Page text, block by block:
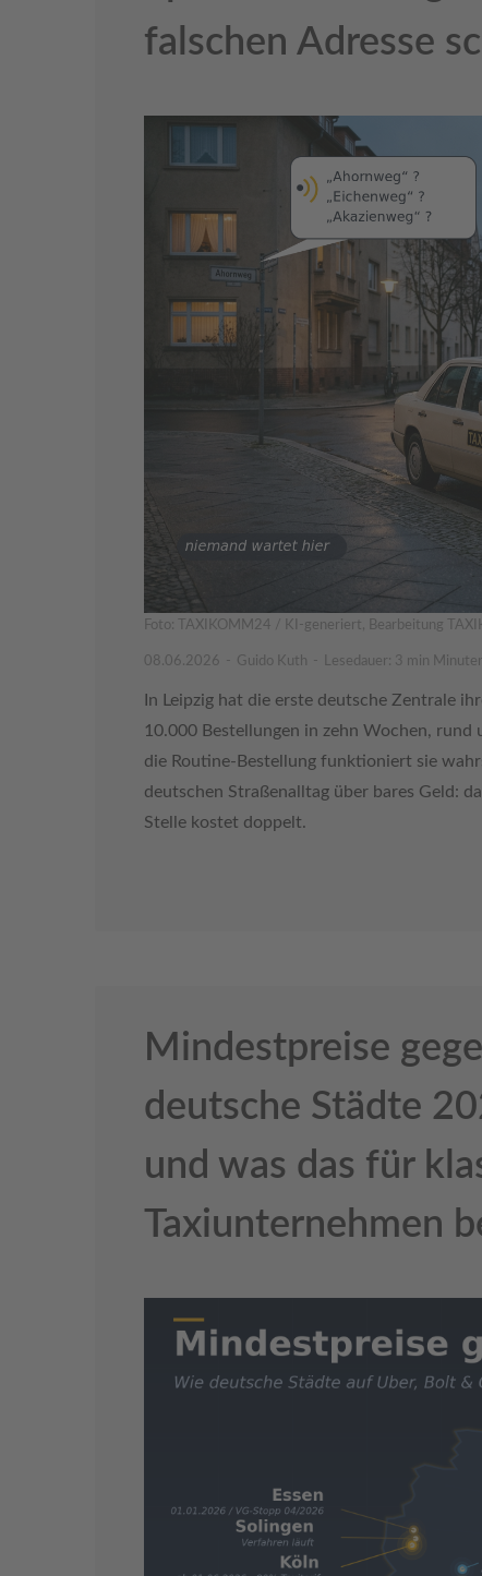
falschen Adresse
Foto: TAXIKOMM24 / KI-generiert, Bearbeitung
08.06.2026 Guido Kuth Lesedauer: 3 min
In Leipzig hat die erste deutsche Zentrale
10.000 Bestellungen in zehn Wochen,
die Routine-Bestellung funktioniert sie
deutschen Straßenalltag über bares Geld:
Stelle kostet doppelt.
Mindestpreise
deutsche Städte
und was das für
Taxiunternehmen